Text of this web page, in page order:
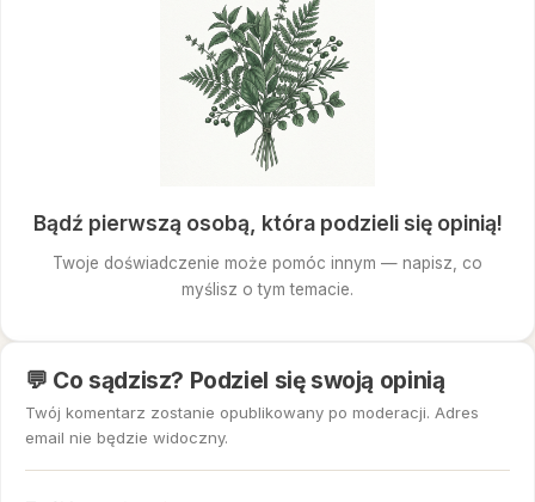
Bądź pierwszą osobą, która podzieli się opinią!
Twoje doświadczenie może pomóc innym — napisz, co
myślisz o tym temacie.
💬 Co sądzisz? Podziel się swoją opinią
Twój komentarz zostanie opublikowany po moderacji. Adres
email nie będzie widoczny.